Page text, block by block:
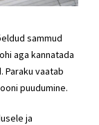
sammud
aga kannatada
vaatab
puudumine.
ja